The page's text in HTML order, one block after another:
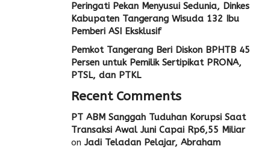
Peringati Pekan Menyusui Sedunia, Dinkes
Kabupaten Tangerang Wisuda 132 Ibu
Pemberi ASI Eksklusif
Pemkot Tangerang Beri Diskon BPHTB 45
Persen untuk Pemilik Sertipikat PRONA,
PTSL, dan PTKL
Recent Comments
PT ABM Sanggah Tuduhan Korupsi Saat
Transaksi Awal Juni Capai Rp6,55 Miliar
on Jadi Teladan Pelajar, Abraham